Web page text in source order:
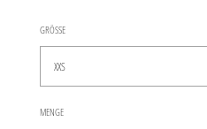
GRÖSSE
XXS
MENGE